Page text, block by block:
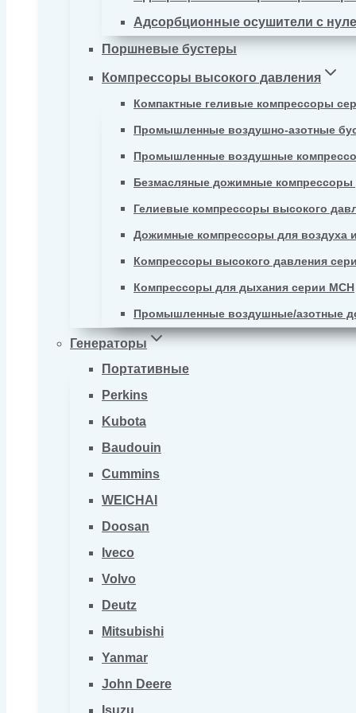
Адсорбционные осушители с
Поршневые бустеры
Компрессоры высокого давления
Компактные геливые компрессоры
Промышленные воздушно-азотные
Промышленные воздушные
Безмасляные дожимные компрессоры
Гелиевые компрессоры высокого
Дожимные компрессоры для воздуха
Компрессоры высокого давления
Компрессоры для дыхания серии MCH
Промышленные воздушные/азотные
Генераторы
Портативные
Perkins
Kubota
Baudouin
Cummins
WEICHAI
Doosan
Iveco
Volvo
Deutz
Mitsubishi
Yanmar
John Deere
Isuzu